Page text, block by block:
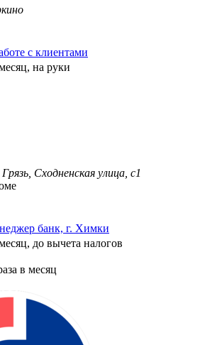
с клиентами
на руки
Сходненская улица, с1
банк, г. Химки
до вычета налогов
в месяц